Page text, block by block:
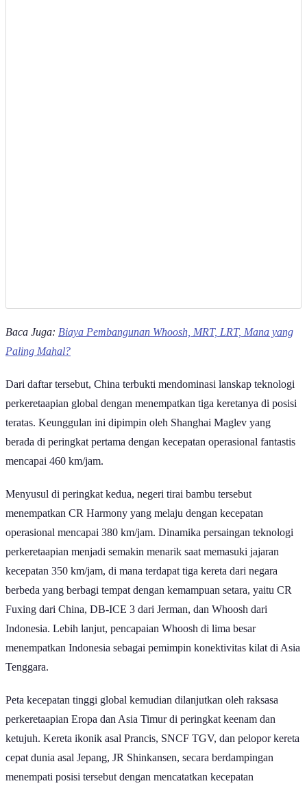
Baca Juga: Biaya Pembangunan Whoosh, MRT, LRT, Mana yang
Paling Mahal?
Dari daftar tersebut, China terbukti mendominasi lanskap teknologi
perkeretaapian global dengan menempatkan tiga keretanya di posisi
teratas. Keunggulan ini dipimpin oleh Shanghai Maglev yang
berada di peringkat pertama dengan kecepatan operasional fantastis
mencapai 460 km/jam.
Menyusul di peringkat kedua, negeri tirai bambu tersebut
menempatkan CR Harmony yang melaju dengan kecepatan
operasional mencapai 380 km/jam. Dinamika persaingan teknologi
perkeretaapian menjadi semakin menarik saat memasuki jajaran
kecepatan 350 km/jam, di mana terdapat tiga kereta dari negara
berbeda yang berbagi tempat dengan kemampuan setara, yaitu CR
Fuxing dari China, DB-ICE 3 dari Jerman, dan Whoosh dari
Indonesia. Lebih lanjut, pencapaian Whoosh di lima besar
menempatkan Indonesia sebagai pemimpin konektivitas kilat di Asia
Tenggara.
Peta kecepatan tinggi global kemudian dilanjutkan oleh raksasa
perkeretaapian Eropa dan Asia Timur di peringkat keenam dan
ketujuh. Kereta ikonik asal Prancis, SNCF TGV, dan pelopor kereta
cepat dunia asal Jepang, JR Shinkansen, secara berdampingan
menempati posisi tersebut dengan mencatatkan kecepatan